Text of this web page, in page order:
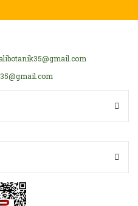
alibotanik35@gmail.com